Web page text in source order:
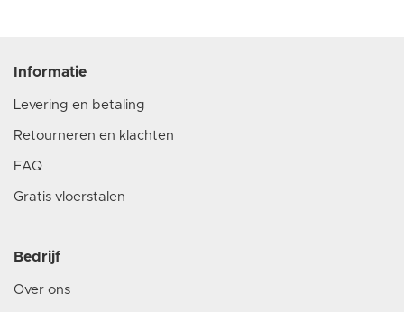
Informatie
Levering en betaling
Retourneren en klachten
FAQ
Gratis vloerstalen
Bedrijf
Over ons